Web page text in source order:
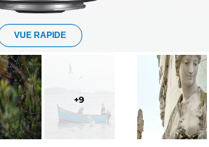
VUE RAPIDE
+9